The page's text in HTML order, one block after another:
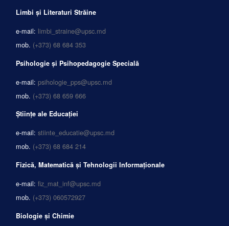
Limbi și Literaturi Străine
e-mail: limbi_straine@upsc.md
mob. (+373) 68 684 353
Psihologie și Psihopedagogie Specială
e-mail: psihologie_pps@upsc.md
mob. (+373) 68 659 666
Științe ale Educației
e-mail: stiinte_educatie@upsc.md
mob. (+373) 68 684 214
Fizică, Matematică și Tehnologii Informaționale
e-mail: fiz_mat_inf@upsc.md
mob. (+373) 060572927
Biologie și Chimie